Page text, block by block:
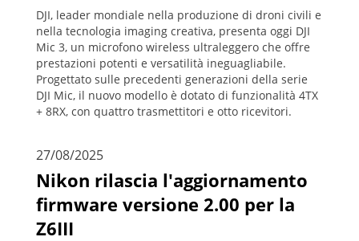
DJI, leader mondiale nella produzione di droni civili e
nella tecnologia imaging creativa, presenta oggi DJI
Mic 3, un microfono wireless ultraleggero che offre
prestazioni potenti e versatilità ineguagliabile.
Progettato sulle precedenti generazioni della serie
DJI Mic, il nuovo modello è dotato di funzionalità 4TX
+ 8RX, con quattro trasmettitori e otto ricevitori.
27/08/2025
Nikon rilascia l'aggiornamento
firmware versione 2.00 per la
Z6III